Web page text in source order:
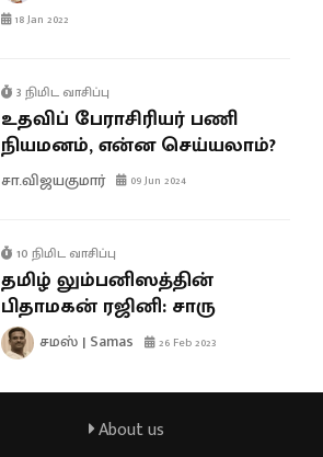
18 Jan 2022
3 நிமிட வாசிப்பு
உதவிப் பேராசிரியர் பணி
நியமனம், என்ன செய்யலாம்?
சா.விஜயகுமார் 09 Jun 2024
10 நிமிட வாசிப்பு
தமிழ் லும்பனிஸத்தின்
பிதாமகன் ரஜினி: சாரு
சமஸ் | Samas 26 Feb 2023
About us